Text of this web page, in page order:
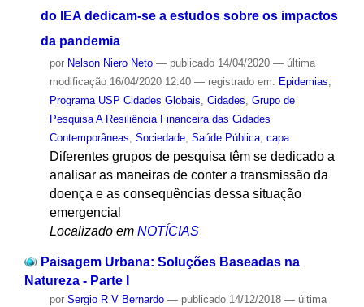
do IEA dedicam-se a estudos sobre os impactos
da pandemia
por Nelson Niero Neto — publicado14/04/2020 — última
modificação16/04/2020 12:40 — registrado em: Epidemias
Programa USP Cidades Globais Cidades Grupo de
Pesquisa A Resiliência Financeira das Cidades
Contemporâneas Sociedade, Saúde Pública, capa
Diferentes grupos de pesquisa têm se dedicado a
analisar as maneiras de conter a transmissão da
doença e as consequências dessa situação
emergencial
Localizado em NOTÍCIAS
Paisagem Urbana: Soluções Baseadas na
Natureza - Parte I
por Sergio R V Bernardo — publicado14/12/2018 — última